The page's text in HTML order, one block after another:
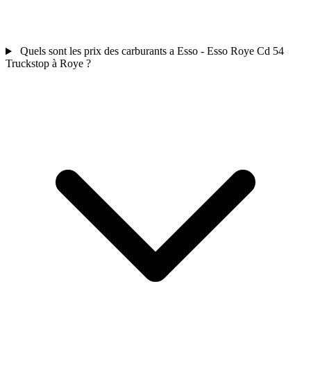
Quels sont les prix des carburants a Esso - Esso Roye Cd 54
Truckstop à Roye ?